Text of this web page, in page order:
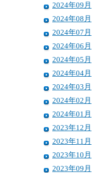
2024年09月
2024年08月
2024年07月
2024年06月
2024年05月
2024年04月
2024年03月
2024年02月
2024年01月
2023年12月
2023年11月
2023年10月
2023年09月